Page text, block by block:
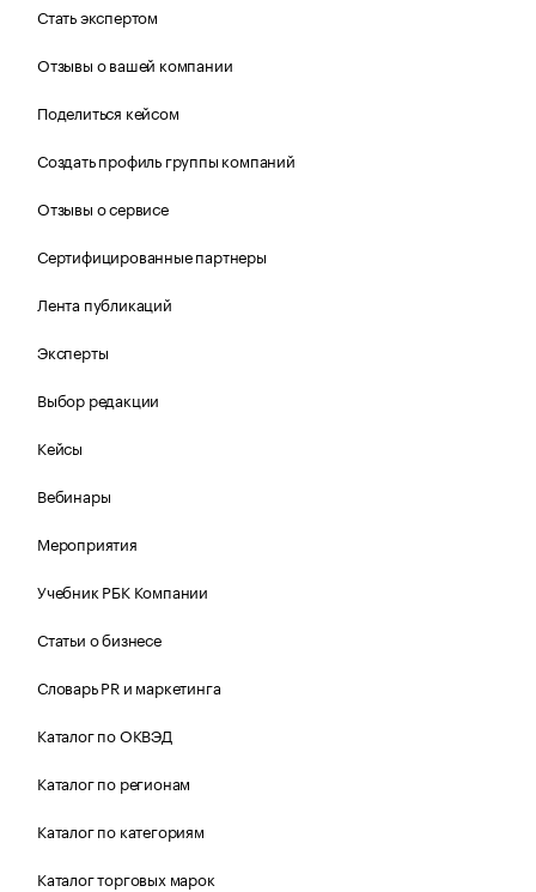
Стать экспертом
Отзывы о вашей компании
Поделиться кейсом
Создать профиль группы компаний
Отзывы о сервисе
Сертифицированные партнеры
Лента публикаций
Эксперты
Выбор редакции
Кейсы
Вебинары
Мероприятия
Учебник РБК Компании
Статьи о бизнесе
Словарь PR и маркетинга
Каталог по ОКВЭД
Каталог по регионам
Каталог по категориям
Каталог торговых марок